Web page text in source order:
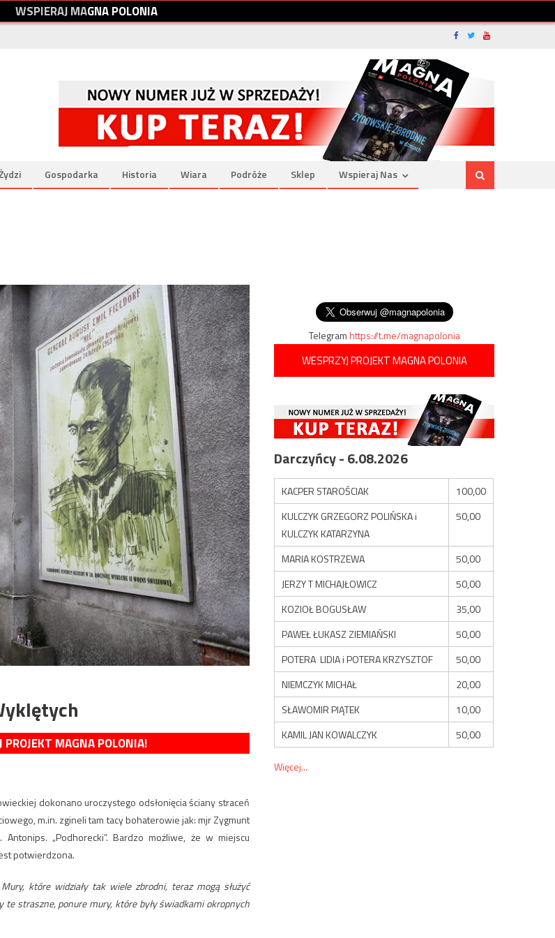
WSPIERAJMAGNAPOLONIA
Gospodarka Historia Wiara Podróże Sklep Wspieraj Nas
PROJEKT MAGNA POLONIA!
dokonano uroczystego odsłonięcia ściany straceń
m.in. zgineli tam tacy bohaterowie jak: mjr Zygmunt
Antonips. „Podhorecki”. Bardzo możliwe, że w miejscu
potwierdzona.
Mury, które widziały tak wiele zbrodni, teraz mogą służyć
straszne, ponure mury, które były świadkami okropnych
Telegramhttps://t.me/magnapolonia
WESPRZYJ PROJEKT MAGNA POLONIA
Darczyńcy - 6.08.2026
KACPER STAROŚCIAK
100,00
KULCZYK GRZEGORZ POLIŃSKA i
KULCZYK KATARZYNA
50,00
MARIA KOSTRZEWA
50,00
JERZY T MICHAJŁOWICZ
50,00
KOZIOŁ BOGUSŁAW
35,00
PAWEŁ ŁUKASZ ZIEMIAŃSKI
50,00
POTERA LIDIA i POTERA KRZYSZTOF
50,00
NIEMCZYK MICHAŁ
20,00
SŁAWOMIR PIĄTEK
10,00
KAMIL JAN KOWALCZYK
50,00
Więcej...